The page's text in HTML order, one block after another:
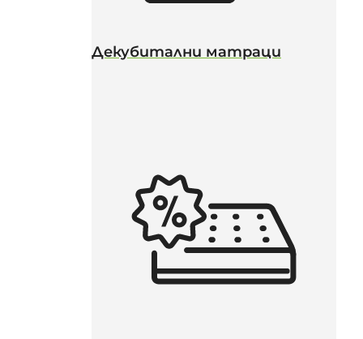
Декубитални матраци